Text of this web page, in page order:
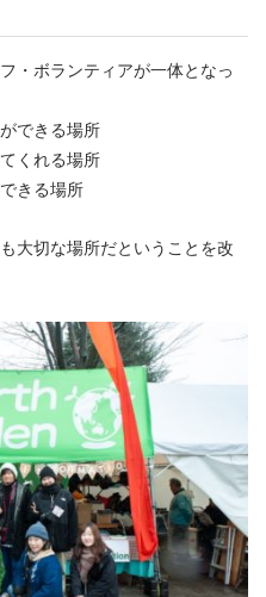
・ボランティアが一体となっ
できる場所
くれる場所
きる場所
大切な場所だということを改